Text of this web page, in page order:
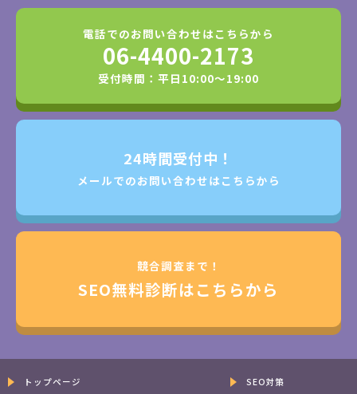
電話でのお問い合わせはこちらから
06-4400-2173
受付時間：平日10:00～19:00
24時間受付中！
メールでのお問い合わせはこちらから
競合調査まで！
SEO無料診断はこちらから
トップページ
SEO対策